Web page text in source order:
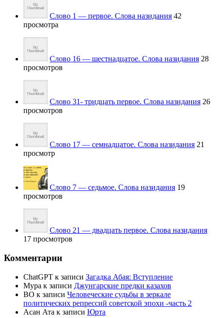
Слово 1 — первое. Слова назидания 42
просмотра
Слово 16 — шестнадцатое. Слова назидания 28
просмотров
Слово 31- тридцать первое. Слова назидания 26
просмотров
Слово 17 — семнадцатое. Слова назидания 21
просмотр
Слово 7 — седьмое. Слова назидания 19
просмотров
Слово 21 — двадцать первое. Слова назидания
17 просмотров
Комментарии
ChatGPT к записи Загадка Абая: Вступление
Мура к записи Джунгарские предки казахов
BO к записи Человеческие судьбы в зеркале
политических репрессий советской эпохи -часть 2
Асан Ата к записи Юрта